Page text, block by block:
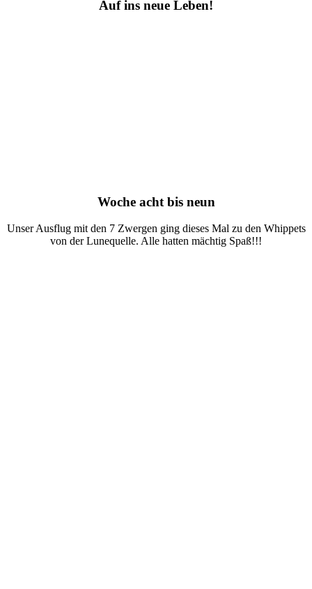
Auf ins neue Leben!
Woche acht bis neun
Unser Ausflug mit den 7 Zwergen ging dieses Mal zu den Whippets
von der Lunequelle. Alle hatten mächtig Spaß!!!